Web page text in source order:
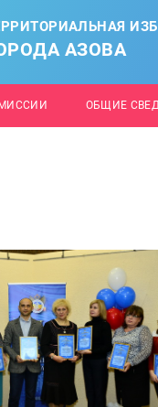
АЗОВА
ОБЩИЕ